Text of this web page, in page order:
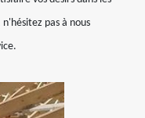
pas à nous